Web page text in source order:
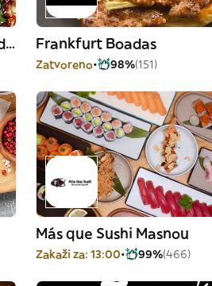
Cerveseria Bar Restaurant Mediterráneo Frankfurt Boadas
Zatvoreno 98%(151)
Más que Sushi Masnou
Zakaži za: 13:00 99%(466)